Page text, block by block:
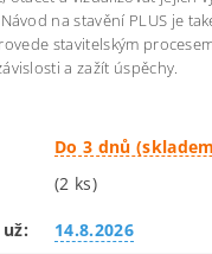
na stavění PLUS je
stavitelským
a zažít úspěchy.
Do 3 dnů
(2 ks)
14.8.2026